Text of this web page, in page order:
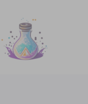
نوشته